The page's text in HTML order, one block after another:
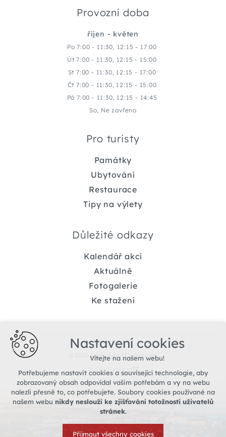
Provozní doba
říjen - květen
Po 7:00 - 11:30, 12:15 - 17:00
Út 7:00 - 11:30, 12:15 - 15:00
St 7:00 - 11:30, 12:15 - 17:00
Čt 7:00 - 11:30, 12:15 - 15:00
Pá 7:00 - 11:30, 12:15 - 14:45
So, Ne zavřeno
Pro turisty
Památky
Ubytování
Restaurace
Tipy na výlety
Důležité odkazy
Kalendář akcí
Aktuálně
Fotogalerie
Ke stažení
© 2026 Copyright TIC Jemnice
Vytvořil xart.cz
Nastavení cookies
Vítejte na našem webu!
Potřebujeme nastavit cookies a související technologie, aby
zobrazovaný obsah odpovídal vašim potřebám a vy na webu
nalezli přesně to, co potřebujete. Soubory cookies používané na
našem webu nikdy neslouží ke zjišťování totožnosti uživatelů
stránek.
Přijmout všechny cookies